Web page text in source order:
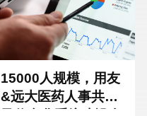
Turkey
Mexico
Macau
15000人规模，用友
&远大医药人事共享